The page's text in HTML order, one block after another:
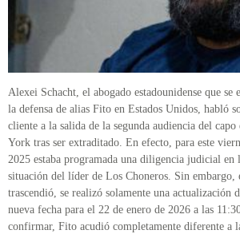
Alexei Schacht, el abogado estadounidense que se
la defensa de alias Fito en Estados Unidos, habló
cliente a la salida de la segunda audiencia del
York tras ser extraditado. En efecto, para este
2025 estaba programada una diligencia judicial en
situación del líder de Los Choneros. Sin embargo,
trascendió, se realizó solamente una actualización
nueva fecha para el 22 de enero de 2026 a las
confirmar, Fito acudió completamente diferente a